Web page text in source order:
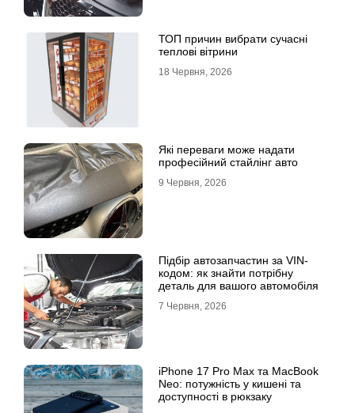
ТОП причин вибрати сучасні
теплові вітрини
18 Червня, 2026
Які переваги може надати
професійний стайлінг авто
9 Червня, 2026
Підбір автозапчастин за VIN-
кодом: як знайти потрібну
деталь для вашого автомобіля
7 Червня, 2026
iPhone 17 Pro Max та MacBook
Neo: потужність у кишені та
доступності в рюкзаку